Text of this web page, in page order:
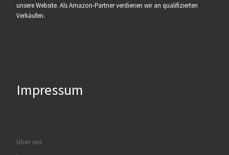
unsere Website. Als Amazon-Partner verdienen wir an qualifizierten
Verkäufen.
Impressum
Über uns